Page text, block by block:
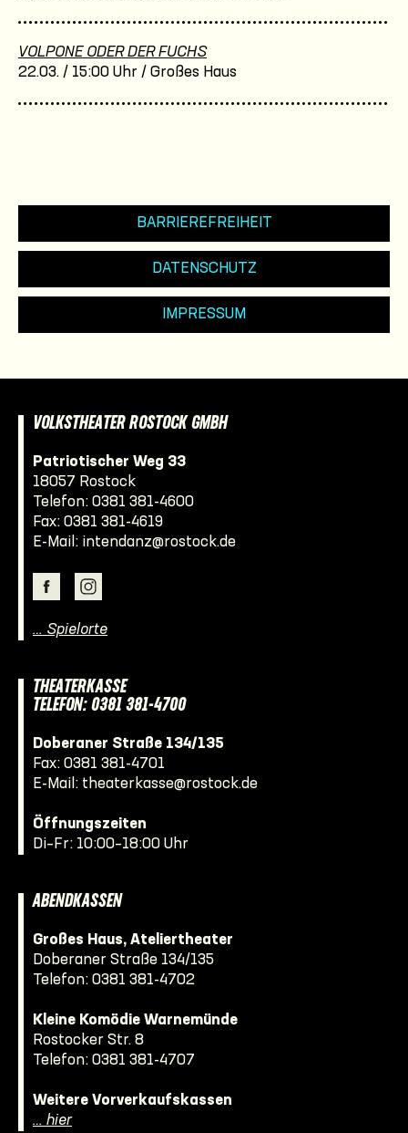
VOLPONE ODER DER FUCHS
22.03. / 15:00 Uhr / Großes Haus
BARRIEREFREIHEIT
DATENSCHUTZ
IMPRESSUM
VOLKSTHEATER ROSTOCK GMBH
Patriotischer Weg 33
18057 Rostock
Telefon: 0381 381-4600
Fax: 0381 381-4619
E-Mail: intendanz@rostock.de
… Spielorte
THEATERKASSE
TELEFON: 0381 381-4700
Doberaner Straße 134/135
Fax: 0381 381-4701
E-Mail: theaterkasse@rostock.de
Öffnungszeiten
Di–Fr: 10:00–18:00 Uhr
ABENDKASSEN
Großes Haus, Ateliertheater
Doberaner Straße 134/135
Telefon: 0381 381-4702
Kleine Komödie Warnemünde
Rostocker Str. 8
Telefon: 0381 381-4707
Weitere Vorverkaufskassen
… hier